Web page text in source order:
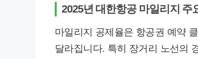
2025년 대한항공 마일리지 주
마일리지 공제율은 항공권 예약
달라집니다. 특히 장거리 노선의